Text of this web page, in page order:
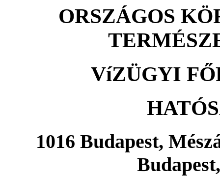
ORSZÁGOS
VíZÜGYI
1016 Budapest,